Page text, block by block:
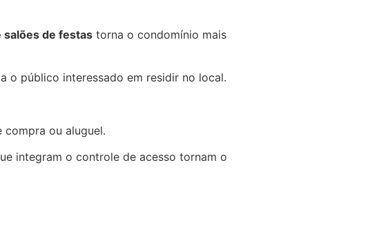
salões de festas torna o condomínio mais
o público interessado em residir no local.
compra ou aluguel.
integram o controle de acesso tornam o